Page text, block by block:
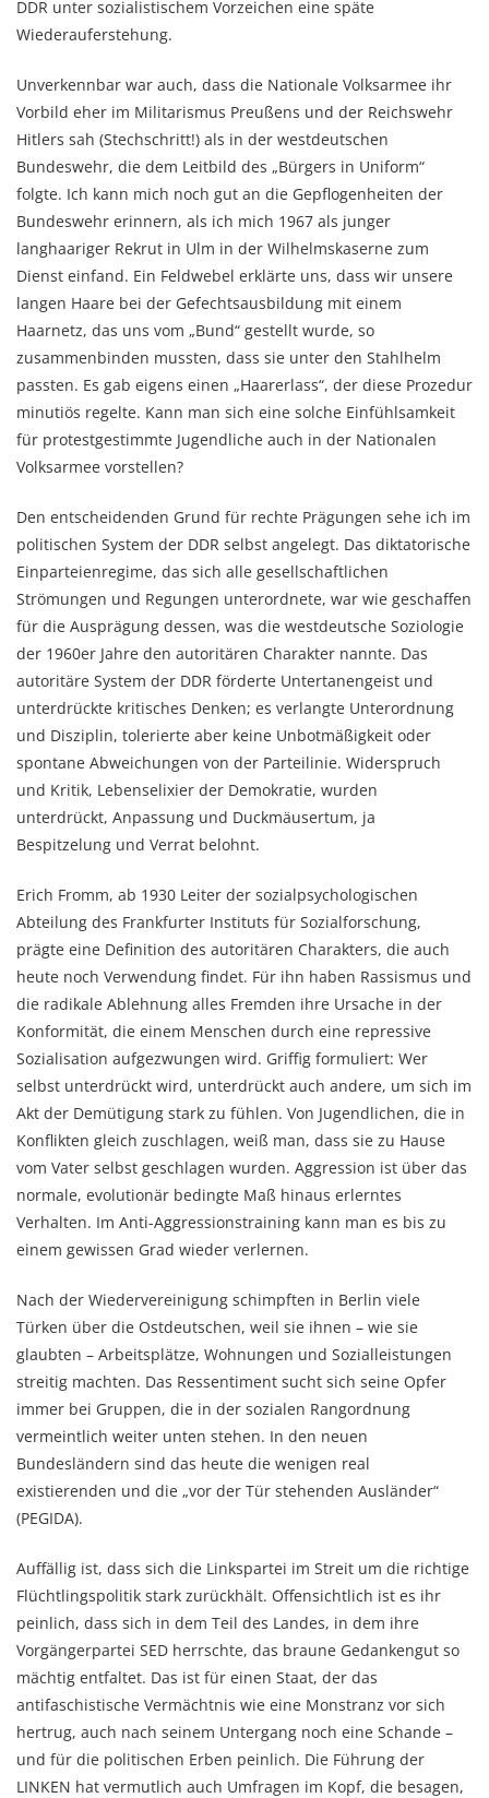
DDR unter sozialistischem Vorzeichen eine späte
Wiederauferstehung.
Unverkennbar war auch, dass die Nationale Volksarmee ihr
Vorbild eher im Militarismus Preußens und der Reichswehr
Hitlers sah (Stechschritt!) als in der westdeutschen
Bundeswehr, die dem Leitbild des „Bürgers in Uniform“
folgte. Ich kann mich noch gut an die Gepflogenheiten der
Bundeswehr erinnern, als ich mich 1967 als junger
langhaariger Rekrut in Ulm in der Wilhelmskaserne zum
Dienst einfand. Ein Feldwebel erklärte uns, dass wir unsere
langen Haare bei der Gefechtsausbildung mit einem
Haarnetz, das uns vom „Bund“ gestellt wurde, so
zusammenbinden mussten, dass sie unter den Stahlhelm
passten. Es gab eigens einen „Haarerlass“, der diese Prozedur
minutiös regelte. Kann man sich eine solche Einfühlsamkeit
für protestgestimmte Jugendliche auch in der Nationalen
Volksarmee vorstellen?
Den entscheidenden Grund für rechte Prägungen sehe ich im
politischen System der DDR selbst angelegt. Das diktatorische
Einparteienregime, das sich alle gesellschaftlichen
Strömungen und Regungen unterordnete, war wie geschaffen
für die Ausprägung dessen, was die westdeutsche Soziologie
der 1960er Jahre den autoritären Charakter nannte. Das
autoritäre System der DDR förderte Untertanengeist und
unterdrückte kritisches Denken; es verlangte Unterordnung
und Disziplin, tolerierte aber keine Unbotmäßigkeit oder
spontane Abweichungen von der Parteilinie. Widerspruch
und Kritik, Lebenselixier der Demokratie, wurden
unterdrückt, Anpassung und Duckmäusertum, ja
Bespitzelung und Verrat belohnt.
Erich Fromm, ab 1930 Leiter der sozialpsychologischen
Abteilung des Frankfurter Instituts für Sozialforschung,
prägte eine Definition des autoritären Charakters, die auch
heute noch Verwendung findet. Für ihn haben Rassismus und
die radikale Ablehnung alles Fremden ihre Ursache in der
Konformität, die einem Menschen durch eine repressive
Sozialisation aufgezwungen wird. Griffig formuliert: Wer
selbst unterdrückt wird, unterdrückt auch andere, um sich im
Akt der Demütigung stark zu fühlen. Von Jugendlichen, die in
Konflikten gleich zuschlagen, weiß man, dass sie zu Hause
vom Vater selbst geschlagen wurden. Aggression ist über das
normale, evolutionär bedingte Maß hinaus erlerntes
Verhalten. Im Anti-Aggressionstraining kann man es bis zu
einem gewissen Grad wieder verlernen.
Nach der Wiedervereinigung schimpften in Berlin viele
Türken über die Ostdeutschen, weil sie ihnen – wie sie
glaubten – Arbeitsplätze, Wohnungen und Sozialleistungen
streitig machten. Das Ressentiment sucht sich seine Opfer
immer bei Gruppen, die in der sozialen Rangordnung
vermeintlich weiter unten stehen. In den neuen
Bundesländern sind das heute die wenigen real
existierenden und die „vor der Tür stehenden Ausländer“
(PEGIDA).
Auffällig ist, dass sich die Linkspartei im Streit um die richtige
Flüchtlingspolitik stark zurückhält. Offensichtlich ist es ihr
peinlich, dass sich in dem Teil des Landes, in dem ihre
Vorgängerpartei SED herrschte, das braune Gedankengut so
mächtig entfaltet. Das ist für einen Staat, der das
antifaschistische Vermächtnis wie eine Monstranz vor sich
hertrug, auch nach seinem Untergang noch eine Schande –
und für die politischen Erben peinlich. Die Führung der
LINKEN hat vermutlich auch Umfragen im Kopf, die besagen,